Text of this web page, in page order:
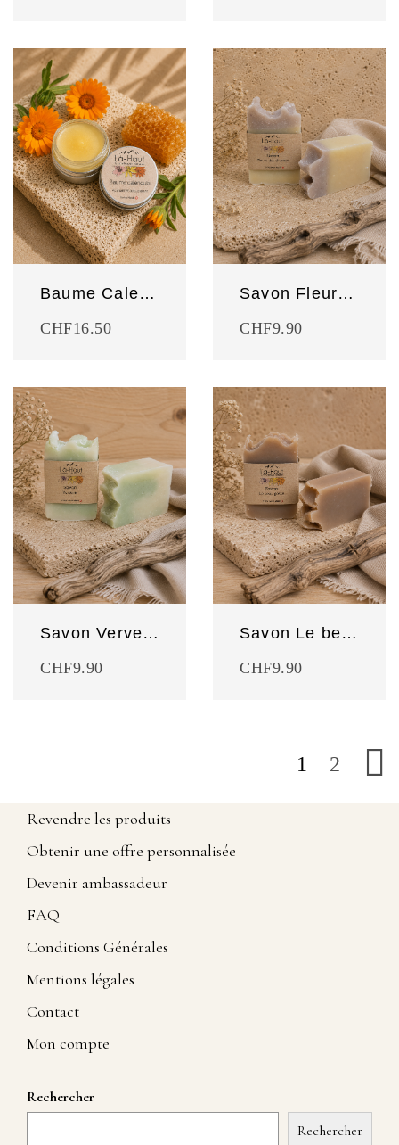
Baume Calendula
CHF16.50
Savon Fleurs des champs
CHF9.90
Savon Verveine
CHF9.90
Savon Le beau gosse
CHF9.90
1 2
Revendre les produits
Obtenir une offre personnalisée
Devenir ambassadeur
FAQ
Conditions Générales
Mentions légales
Contact
Mon compte
Rechercher
Rechercher